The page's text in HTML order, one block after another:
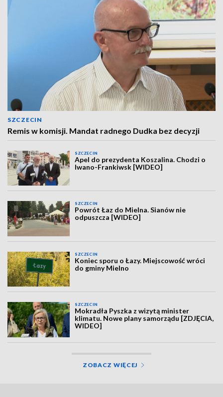
SZCZECIN
Remis w komisji. Mandat radnego Dudka bez decyzji
SZCZECIN
Apel do prezydenta Koszalina. Chodzi o
Iwano-Frankiwsk [WIDEO]
SZCZECIN
Powrót Łaz do Mielna. Sianów nie
odpuszcza [WIDEO]
SZCZECIN
Koniec sporu o Łazy. Miejscowość wróci
do gminy Mielno
SZCZECIN
Mokradła Pyszka z wizytą minister
klimatu. Nowe plany samorządu [ZDJĘCIA,
WIDEO]
ZOBACZ WIĘCEJ